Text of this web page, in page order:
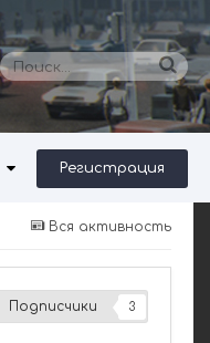
Регистрация
Вся активность
Подписчики 3